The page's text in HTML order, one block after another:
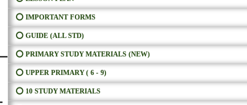
⭕ IMPORTANT FORMS
⭕ GUIDE (ALL STD)
⭕ PRIMARY STUDY MATERIALS (NEW)
⭕ UPPER PRIMARY ( 6 - 9)
⭕ 10 STUDY MATERIALS